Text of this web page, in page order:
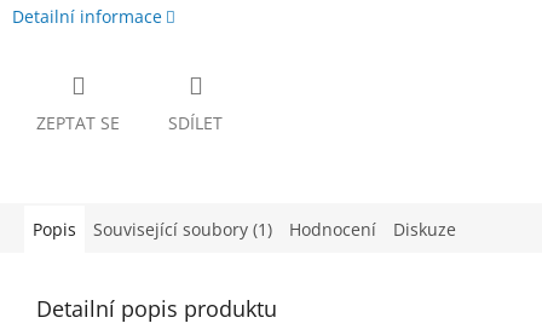
Detailní informace
ZEPTAT SE SDÍLET
Popis Související soubory (1) Hodnocení Diskuze
Detailní popis produktu